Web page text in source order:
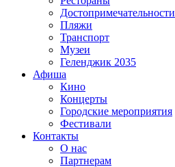
Достопримечательности
Пляжи
Транспорт
Музеи
Геленджик 2035
Афиша
Кино
Концерты
Городские мероприятия
Фестивали
Контакты
О нас
Партнерам